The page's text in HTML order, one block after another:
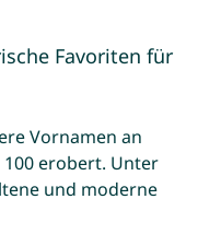
Favoriten für
Vornamen an
erobert. Unter
und moderne